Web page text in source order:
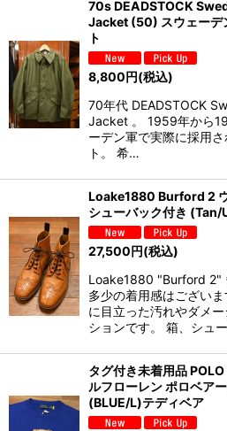
70s DEADSTOCK
Jacket (50) スウェーデ
ト
8,800円(税込)
70年代 DEADSTOCK
Jacket 。 1959年から
ーデン軍で実際に採用
ト。 希…
Loake1880 Burford 2
シューバック付き (Tan/
27,500円(税込)
Loake1880 "Burford 2"
多少の着用感はござい
に目立った汚れやダメ
ションです。 箱、シュ
タグ付き未着用品
ルフローレン ポロベア
(BLUE/L)テディベア